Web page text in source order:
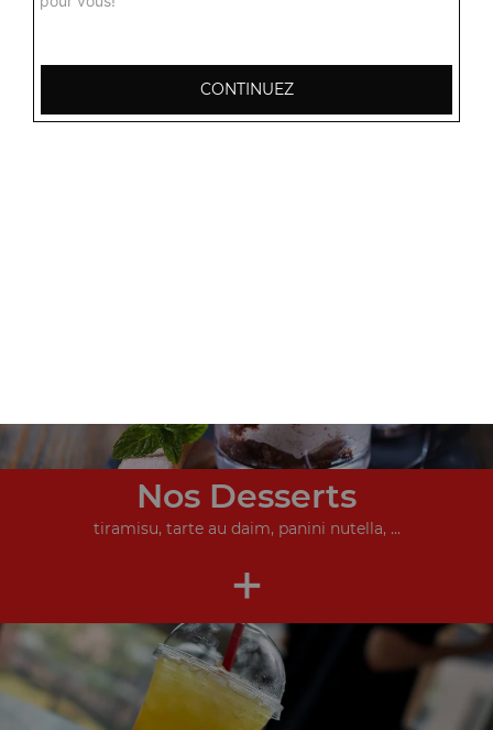
Nos Desserts
tiramisu, tarte au daim, panini nutella, ...
+
CONTINUEZ